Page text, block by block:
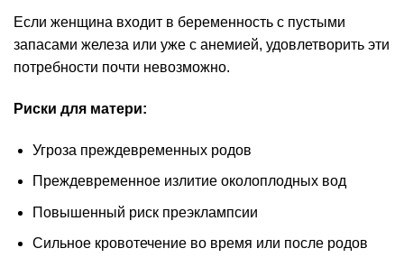
Если женщина входит в беременность с пустыми
запасами железа или уже с анемией, удовлетворить эти
потребности почти невозможно.
Риски для матери:
Угроза преждевременных родов
Преждевременное излитие околоплодных вод
Повышенный риск преэклампсии
Сильное кровотечение во время или после родов